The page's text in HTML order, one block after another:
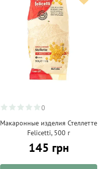
0
Макаронные изделия Стеллетте
Felicetti, 500 г
145 грн